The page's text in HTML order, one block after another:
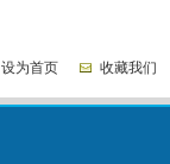
设为首页 收藏我们